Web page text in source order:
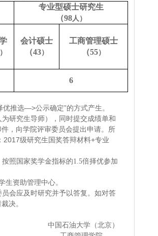
专业型硕士研究生
（98人）
）
会计硕士
（43）
工商管理硕士
（55）
6
推选—>公示确定”的方式产生。
研究生导师），同时提交成绩单和
，向学院评审委员会提出申请。所
级研究生国奖答辩材料+专业
照国家奖学金指标的1.5倍择优参加
生资助管理中心。
会应及时研究并予以答复。如对答
决。
中国石油大学（北京）